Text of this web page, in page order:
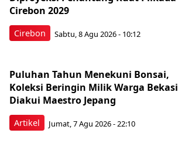
Cirebon
Cirebon 2029
Sabtu, 8 Agu 2026 - 10:12
Artikel
Puluhan Tahun Menekuni Bonsai,
Koleksi Beringin Milik Warga Bekasi
Diakui Maestro Jepang
Jumat, 7 Agu 2026 - 22:10